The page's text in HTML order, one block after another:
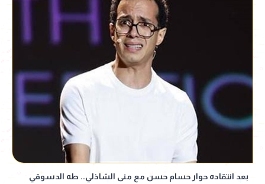
بعد انتقاده حوار حسام حسن مع منى الشاذلي.. طه الدسوقي